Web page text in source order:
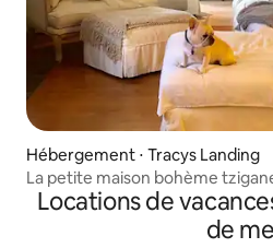
Hébergement ⋅ Tracys Landing
La petite maison bohème
Locations de
de